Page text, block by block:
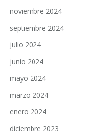
noviembre 2024
septiembre 2024
julio 2024
junio 2024
mayo 2024
marzo 2024
enero 2024
diciembre 2023